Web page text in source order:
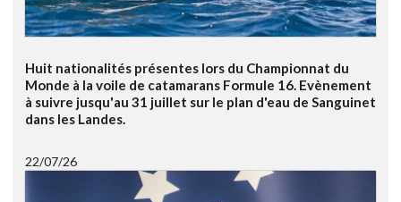
Huit nationalités présentes lors du Championnat du
Monde à la voile de catamarans Formule 16. Evènement
à suivre jusqu'au 31 juillet sur le plan d'eau de Sanguinet
dans les Landes.
22/07/26